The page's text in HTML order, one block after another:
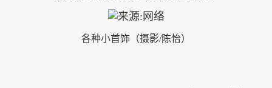
各种小首饰（摄影/陈怡）